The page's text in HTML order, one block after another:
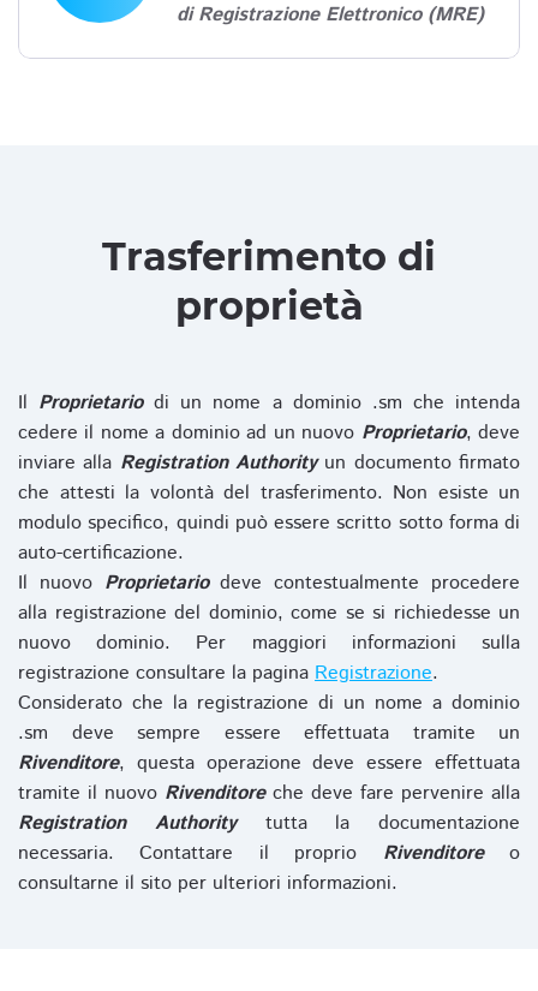
di Registrazione Elettronico (MRE)
Trasferimento di
proprietà
Il Proprietariodi un nome a dominio .sm che intenda
cedere il nome a dominio ad un nuovo Proprietario, deve
inviare alla Registration Authorityun documento firmato
che attesti la volontà del trasferimento. Non esiste un
modulo specifico, quindi può essere scritto sotto forma di
auto-certificazione.
Il nuovo Proprietariodeve contestualmente procedere
alla registrazione del dominio, come se si richiedesse un
nuovo dominio. Per maggiori informazioni sulla
registrazione consultare la pagina Registrazione.
Considerato che la registrazione di un nome a dominio
.sm deve sempre essere effettuata tramite un
Rivenditore, questa operazione deve essere effettuata
tramite il nuovo Rivenditoreche deve fare pervenire alla
Registration Authoritytutta la documentazione
necessaria. Contattare il proprio Rivenditoreo
consultarne il sito per ulteriori informazioni.